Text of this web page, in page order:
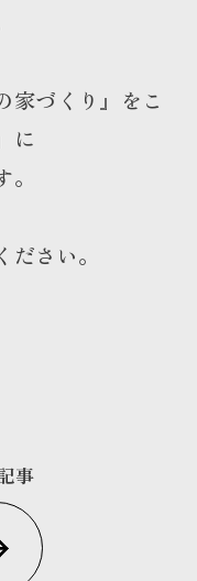
家づくり』をこ
に
さい。
事